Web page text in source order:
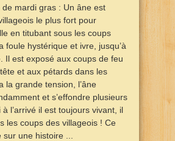
de mardi gras : Un âne est
le plus fort pour
en titubant sous les coups
foule hystérique et ivre, jusqu’à
Il est exposé aux coups de feu
et aux pétards dans les
la grande tension, l’âne
et s’effondre plusieurs
l’arrivé il est toujours vivant, il
les coups des villageois ! Ce
une histoire ...